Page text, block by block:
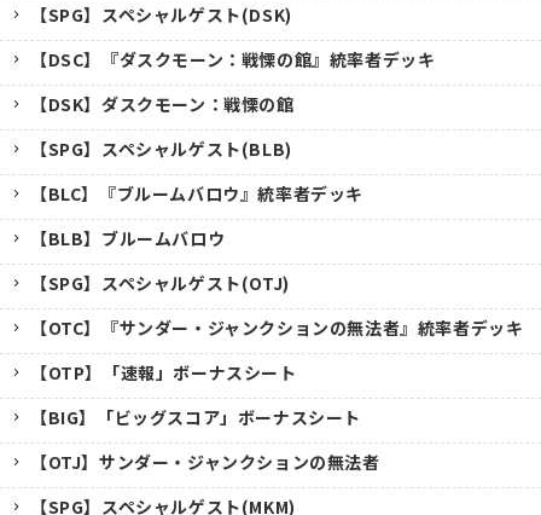
【SPG】スペシャルゲスト(DSK)
【DSC】『ダスクモーン：戦慄の館』統率者デッキ
【DSK】ダスクモーン：戦慄の館
【SPG】スペシャルゲスト(BLB)
【BLC】『ブルームバロウ』統率者デッキ
【BLB】ブルームバロウ
【SPG】スペシャルゲスト(OTJ)
【OTC】『サンダー・ジャンクションの無法者』統率者デッキ
【OTP】「速報」ボーナスシート
【BIG】「ビッグスコア」ボーナスシート
【OTJ】サンダー・ジャンクションの無法者
【SPG】スペシャルゲスト(MKM)